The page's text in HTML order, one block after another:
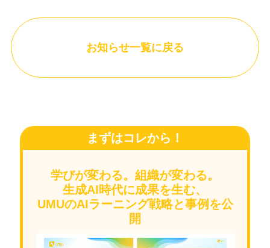
お知らせ一覧に戻る
まずはコレから！
学びが変わる。組織が変わる。
生成AI時代に成果を生む、
UMUのAIラーニング戦略と事例を公
開